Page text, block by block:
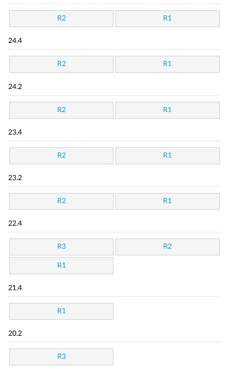
R2 R1
24.4
R2 R1
24.2
R2 R1
23.4
R2 R1
23.2
R2 R1
22.4
R3 R2
R1
21.4
R1
20.2
R3